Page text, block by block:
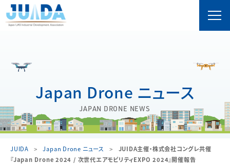
Japan Drone ニュース
JAPAN DRONE NEWS
JUIDA Japan Drone ニュース
JUIDA主催・株式会社コングレ共催
『Japan Drone 2024 / 次世代エアモビリティEXPO 2024』開催報告